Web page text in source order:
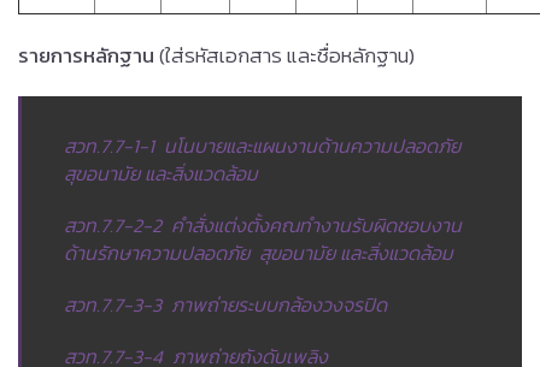
รายการหลักฐาน(ใส่รหัสเอกสาร และชื่อหลักฐาน)
สวท.7.7-1-1 นโนบายและแผนงานด้านความปลอดภัย
สุขอนามัย และสิ่งแวดล้อม
สวท.7.7-2-2 คำสั่งแต่งตั้งคณทำงานรับผิดชอบงาน
ด้านรักษาความปลอดภัย สุขอนามัย และสิ่งแวดล้อม
สวท.7.7-3-3 ภาพถ่ายระบบกล้องวงจรปิด
สวท.7.7-3-4 ภาพถ่ายถังดับเพลิง